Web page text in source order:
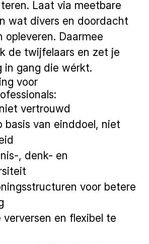
Laat via meetbare
wat divers en doordacht
opleveren. Daarmee
de twijfelaars en zet je
in gang die wérkt.
voor
vertrouwd
basis van einddoel, niet
, denk- en
voor betere
en flexibel te